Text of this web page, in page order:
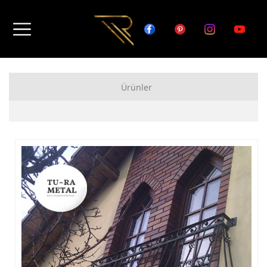
Ürünler
FERFORJE GARAJ KAPISI MODELLERİ
FERFORJE DUVAR ÜSTÜ KORKULUK MODELLERİ
FERFORJE BALKON KORKULUK MODELLERİ
FERFORJE MERDİVEN KORKULUK MODELLERİ
DEMİR MERDİVEN MODELLERİ